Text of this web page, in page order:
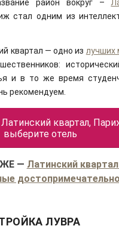
район вокруг –
стал одним из
квартал — одно из лучших
и в то же время
рекомендуем.
Латинский квартал,
выберите отель
— Латинский
ЛУВРА